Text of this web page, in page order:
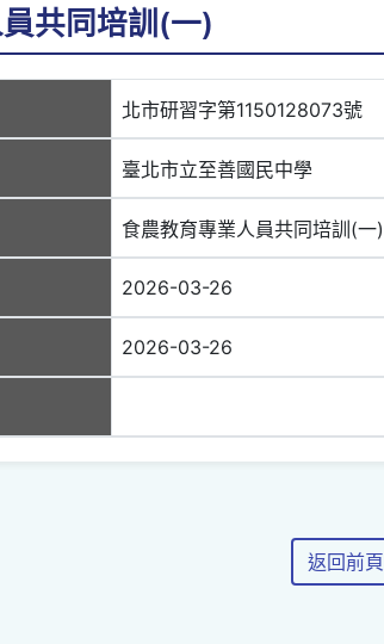
共同培訓(一)
北市研習字第1150128073號
臺北市立至善國民中學
食農教育專業人員共同培訓(一)
2026-03-26
2026-03-26
返回前頁